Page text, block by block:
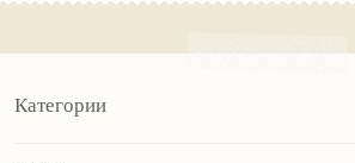
Категории